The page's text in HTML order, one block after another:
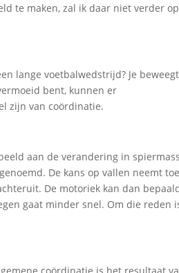
te maken, zal ik daar niet verder op
lange voetbalwedstrijd? Je beweegt
bent, kunnen er
zijn van coördinatie.
aan de verandering in
genoemd. De kans op vallen neemt toe
De motoriek kan dan
gaat minder snel. Om die reden